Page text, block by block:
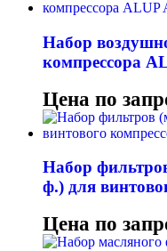
Набор
компрессора
Цена по
Набор
ф.) для
Цена по